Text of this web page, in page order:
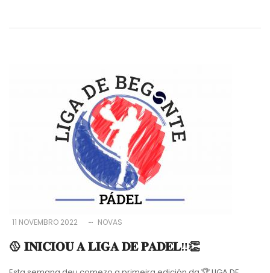
11 NOVEMBRO 2022 NOVAS
🥎 𝐈𝐍𝐈𝐂𝐈𝐎𝐔 𝐀 𝐋𝐈𝐆𝐀 𝐃𝐄 𝐏𝐀𝐃𝐄𝐋‼️👏